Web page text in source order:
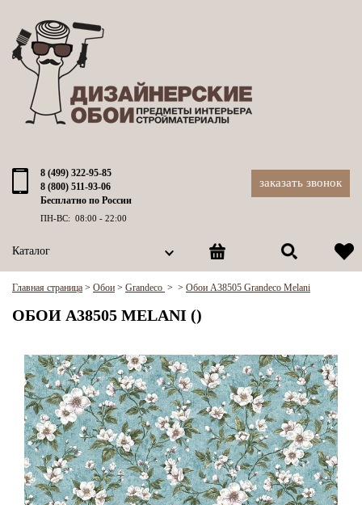
8 (499) 322-95-85
8 (800) 511-93-06
Бесплатно по России
ПН-ВС: 08:00 - 22:00
заказать звонок
Каталог
Главная страница > Обои > Grandeco > > Обои A38505 Grandeco Melani
ОБОИ A38505 MELANI ()